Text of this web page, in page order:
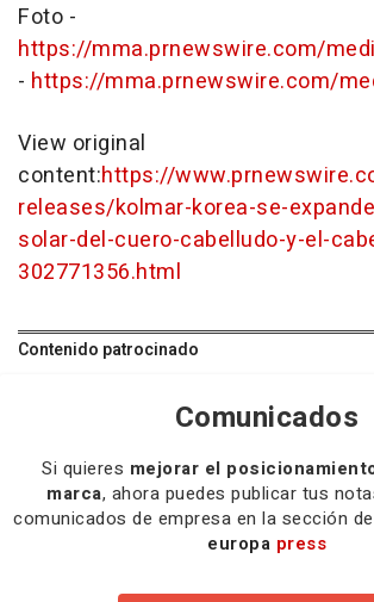
Foto -
https://mma.prnewswire.com/
- https://mma.prnewswire.com/
View original
content:https://
releases/kolmar-korea-se-
solar-del-cuero-cabelludo-y-el-
302771356.html
Contenido patrocinado
Comunicados
Si quieres mejorar el
marca, ahora puedes publicar tus
comunicados de empresa en la sección
europa press